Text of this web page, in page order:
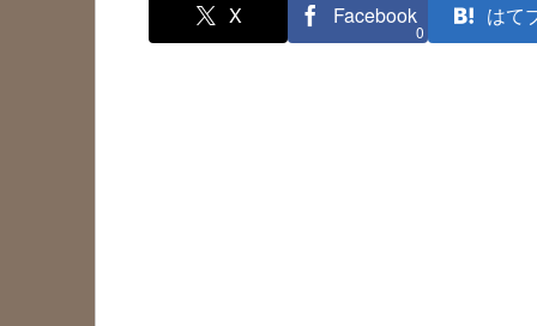
X Facebook
0
はて